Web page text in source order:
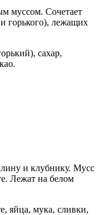
муссом. Сочетает
горького), лежащих
сахар,
и клубнику. Мусс
Лежат на белом
яйца, мука, сливки,